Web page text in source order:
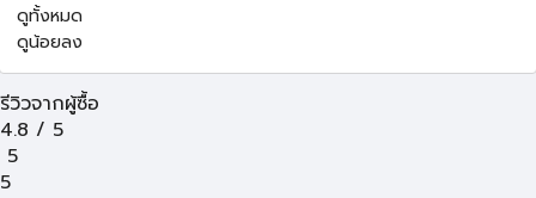
ดูทั้งหมด
ดูน้อยลง
รีวิวจากผู้ซื้อ
4.8 / 5
5
5